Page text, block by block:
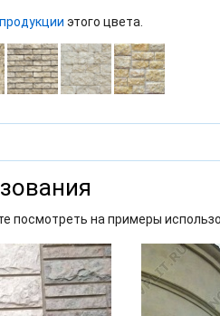
этого цвета.
посмотреть на примеры